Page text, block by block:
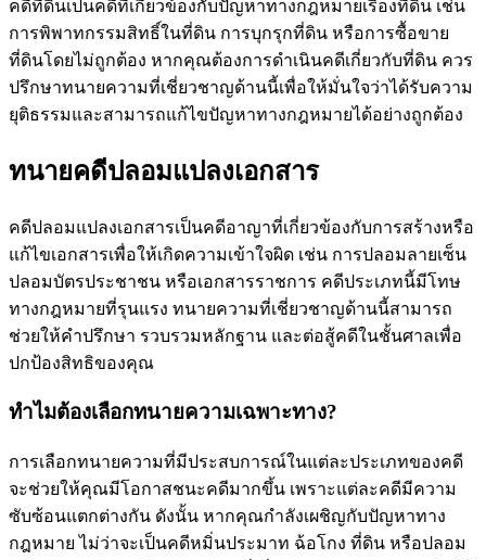
คดีที่ดินเป็นคดีที่เกี่ยวข้องกับปัญหาทางกฎหมายเรื่องที่ดิน เช่น
การพิพาทกรรมสิทธิ์ในที่ดิน การบุกรุกที่ดิน หรือการซื้อขาย
ที่ดินโดยไม่ถูกต้อง หากคุณต้องการดำเนินคดีเกี่ยวกับที่ดิน ควร
ปรึกษาทนายความที่เชี่ยวชาญด้านนี้เพื่อให้มั่นใจว่าได้รับความ
ยุติธรรมและสามารถแก้ไขปัญหาทางกฎหมายได้อย่างถูกต้อง
ทนายคดีปลอมแปลงเอกสาร
คดีปลอมแปลงเอกสารเป็นคดีอาญาที่เกี่ยวข้องกับการสร้างหรือ
แก้ไขเอกสารเพื่อให้เกิดความเข้าใจผิด เช่น การปลอมลายเซ็น
ปลอมบัตรประชาชน หรือเอกสารราชการ คดีประเภทนี้มีโทษ
ทางกฎหมายที่รุนแรง ทนายความที่เชี่ยวชาญด้านนี้สามารถ
ช่วยให้คำปรึกษา รวบรวมหลักฐาน และต่อสู้คดีในชั้นศาลเพื่อ
ปกป้องสิทธิของคุณ
ทำไมต้องเลือกทนายความเฉพาะทาง?
การเลือกทนายความที่มีประสบการณ์ในแต่ละประเภทของคดี
จะช่วยให้คุณมีโอกาสชนะคดีมากขึ้น เพราะแต่ละคดีมีความ
ซับซ้อนแตกต่างกัน ดังนั้น หากคุณกำลังเผชิญกับปัญหาทาง
กฎหมาย ไม่ว่าจะเป็นคดีหมิ่นประมาท ฉ้อโกง ที่ดิน หรือปลอม